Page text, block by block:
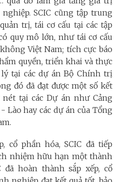
SCIC cũng tập trung
trị, tái cơ cấu tại các tập
quy mô lớn, như tái cơ cấu
Việt Nam; tích cực báo
quyền, triển khai và thực
tại các dự án Bộ Chính trị
đó đã đạt được một số kết
tại các Dự án như Cảng
Lào hay các dự án của Tổng
cổ phần hóa, SCIC đã tiếp
nhiệm hữu hạn một thành
đã hoàn thành sắp xếp, cổ